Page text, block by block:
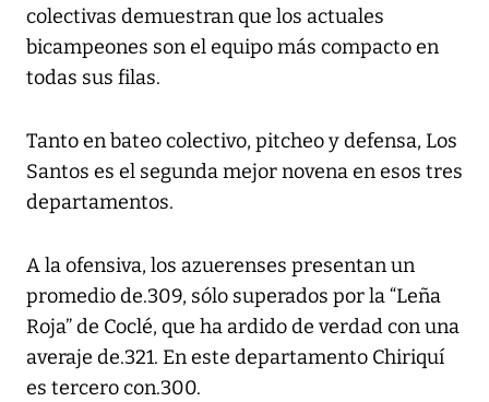
colectivas demuestran que los actuales
bicampeones son el equipo más compacto en
todas sus filas.
Tanto en bateo colectivo, pitcheo y defensa, Los
Santos es el segunda mejor novena en esos tres
departamentos.
A la ofensiva, los azuerenses presentan un
promedio de.309, sólo superados por la “Leña
Roja” de Coclé, que ha ardido de verdad con una
averaje de.321. En este departamento Chiriquí
es tercero con.300.